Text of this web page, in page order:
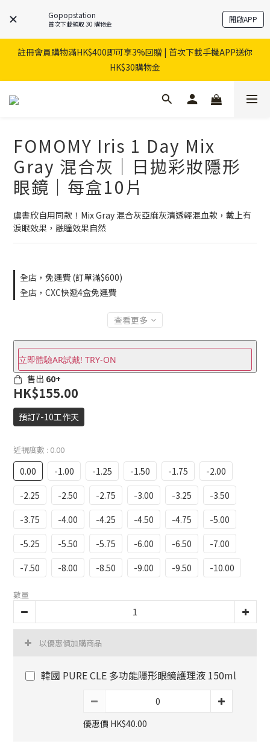
Gopopstation
首次下載領取 30 購物金 開啟APP
註冊會員購物滿HK$400即可享3%回贈 | 首次下載手機APP送你
HK$30購物金
FOMOMY Iris 1 Day Mix
Gray 混合灰｜日拋彩妝隱形
眼鏡｜每盒10片
虞書欣自用同款！Mix Gray 混合灰亞麻灰清透輕混血款，戴上有
淚眼效果，融瞳效果自然
全店，免運費 (訂單滿$600)
全店，CXC快遞4盒免運費
查看更多
立即體驗AR試戴! TRY-ON
售出 60+
HK$155.00
預訂7-10工作天
近視度數 : 0.00
0.00 -1.00 -1.25 -1.50 -1.75
-2.00
-2.25
-2.50 -2.75 -3.00 -3.25
-3.50
-3.75
-4.00 -4.25 -4.50 -4.75
-5.00
-5.25
-5.50 -5.75 -6.00 -6.50
-7.00
-7.50
-8.00 -8.50 -9.00 -9.50 -10.00
數量
以優惠價加購商品
韓國 PURE CLE 多功能隱形眼鏡護理液 150ml
優惠價 HK$40.00